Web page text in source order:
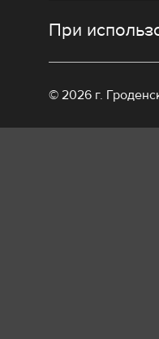
При
© 2026 г.